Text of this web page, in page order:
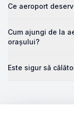
Ce aeroport
Cum ajungi de la
orașului?
Este sigur să